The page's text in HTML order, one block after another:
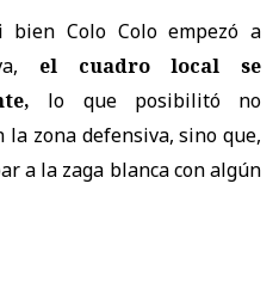
Colo Colo empezó a
el cuadro local se
lo que posibilitó no
zona defensiva, sino que,
a la zaga blanca con algún